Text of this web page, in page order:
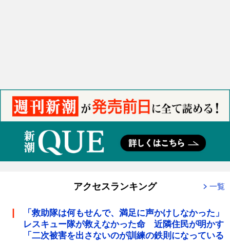
アクセスランキング 一覧
「救助隊は何もせんで、満足に声かけしなかった」
レスキュー隊が救えなかった命 近隣住民が明かす
「二次被害を出さないのが訓練の鉄則になっている